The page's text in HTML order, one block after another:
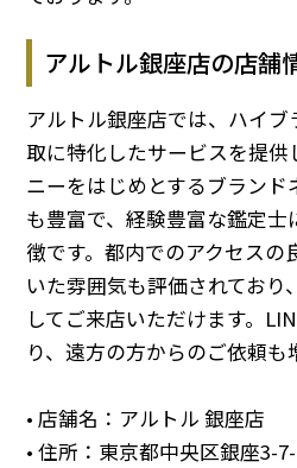
アルトル銀座店の店舗
アルトル銀座店では、ハイ
取に特化したサービスを提供
ニーをはじめとするブラン
も豊富で、経験豊富な鑑定士
徴です。都内でのアクセスの
いた雰囲気も評価されてお
してご来店いただけます。
り、遠方の方からのご依頼も
• 店舗名：アルトル 銀座店
• 住所：東京都中央区銀座